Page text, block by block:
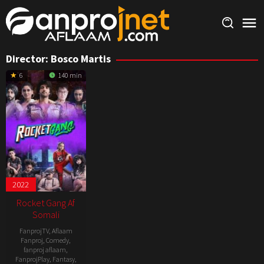
Skip
to
content
Director: Bosco Martis
6 140 min
2022
Rocket Gang Af
Somali
FanprojTV, Aflaam
Fanproj ,Comedy
fanproj aflaam
FanprojPlay, Fantasy,